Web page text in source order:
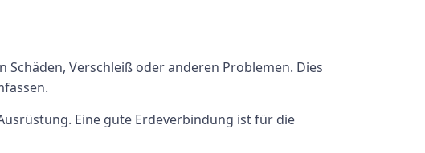
Verschleiß oder anderen Problemen. Dies
Eine gute Erdeverbindung ist für die